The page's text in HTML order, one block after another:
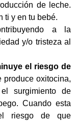
de leche.
ti y en tu bebé.
a la
y/o tristeza al
el riesgo de
produce oxitocina,
surgimiento de
Cuando esta
riesgo de que